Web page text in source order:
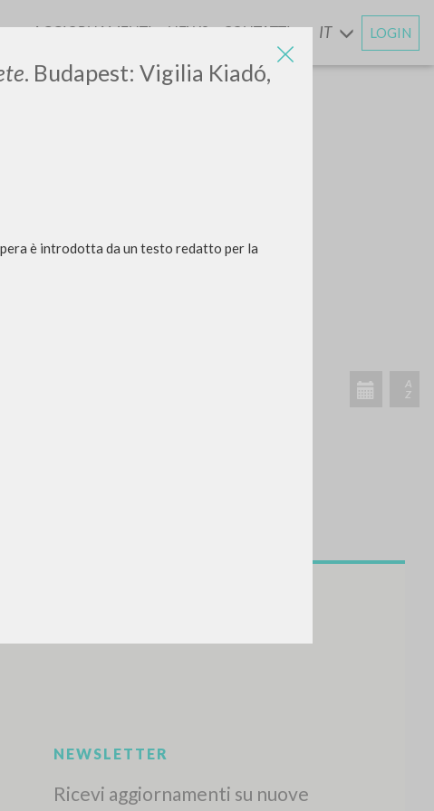
. Budapest: Vigilia Kiadó,
è introdotta da un testo redatto per la
AGGIORNAMENTIENEWS CONTATTI IT LOGIN